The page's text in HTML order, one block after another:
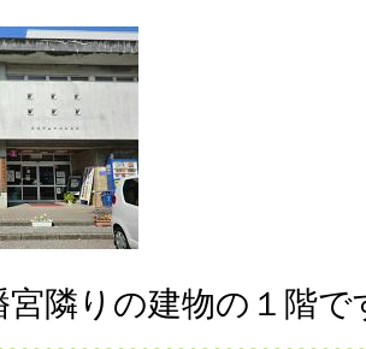
隣りの建物の１階で